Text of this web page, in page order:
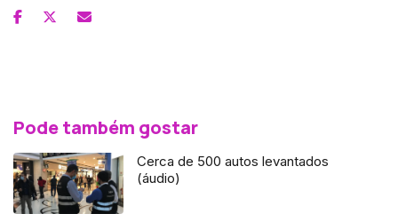
Pode também gostar
Cerca de 500 autos levantados
(áudio)